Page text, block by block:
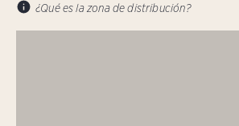
¿Qué es la zona de distribución?